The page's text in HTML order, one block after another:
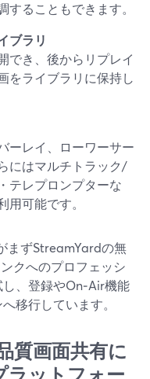
ることもできます。
ブラリ
でき、後からリプレイ
をライブラリに保持し
ーレイ、ローワーサー
にはマルチトラック/
テレプロンプターな
可能です。
まずStreamYardの無
クへのプロフェッシ
、登録やOn‑Air機能
移行しています。
質画面共有に